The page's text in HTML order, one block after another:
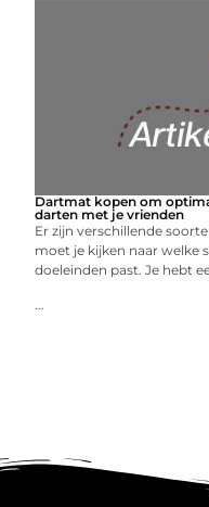
Dartmat kopen om
darten met je vrienden
Er zijn verschillende
moet je kijken naar welke
doeleinden past. Je hebt
...